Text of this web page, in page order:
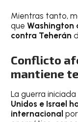
Mientras tanto,
queWashington
contra Teherán
Conflicto
mantiene
La guerra
Unidos e Israel
internacional